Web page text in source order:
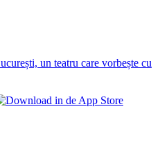
un teatru care vorbește cu